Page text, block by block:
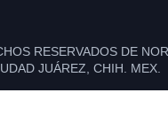
RESERVADOS DE
JUÁREZ, CHIH. MEX.